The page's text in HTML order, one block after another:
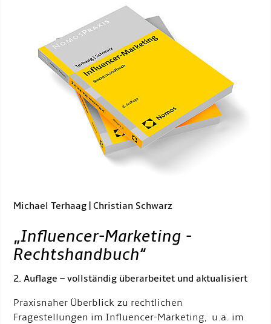
Michael Terhaag | Christian Schwarz
„Influencer-Marketing -
Rechtshandbuch“
2. Auflage – vollständig überarbeitet und aktualisiert
Praxisnaher Überblick zu rechtlichen
Fragestellungen im Influencer-Marketing, u.a. im